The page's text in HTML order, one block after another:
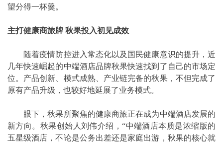
望分得一杯羹。
主打健康商旅牌 秋果投入初见成效
随着疫情防控进入常态化以及国民健康意识的提升，近
几年快速崛起的中端酒店品牌秋果快速找到了自己的市场定
位。产品创新、模式成熟、产业链完备的秋果，不但完成了
原有产品升级，也较好地延展了业务模式。
眼下，秋果所聚焦的健康商旅正在成为中端酒店发展的
新方向。秋果创始人刘伟介绍，“中端酒店本质是浓缩版的
五星级酒店，不论是公务出差还是家庭出游，秋果的核心就